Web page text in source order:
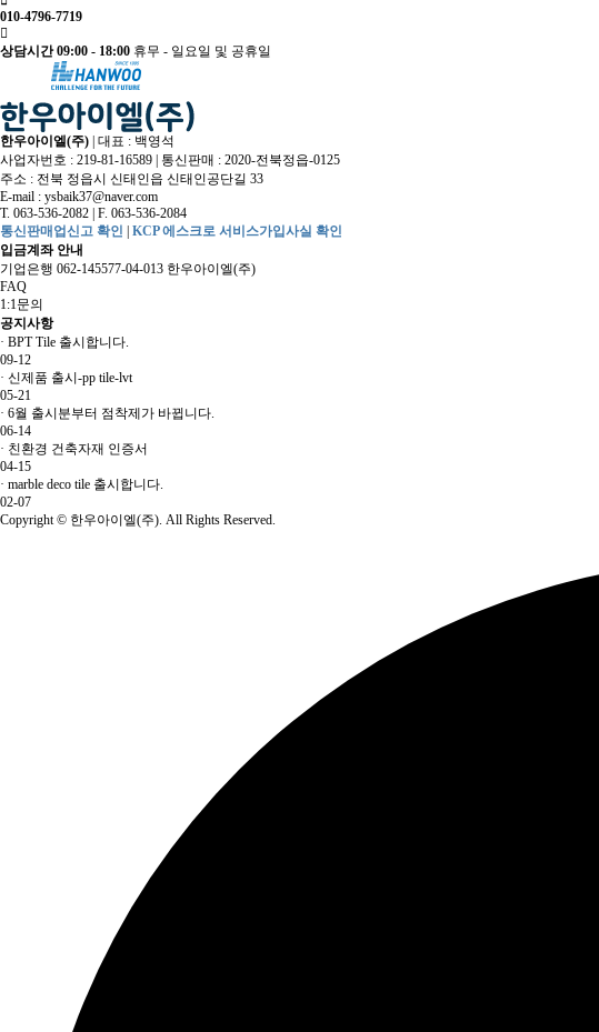
010-4796-7719
상담시간 09:00 - 18:00 휴무 - 일요일 및 공휴일
한우아이엘(주) 대표 : 백영석
사업자번호 : 219-81-16589
통신판매 : 2020-전북정읍-0125
주소 : 전북 정읍시 신태인읍 신태인공단길 33
E-mail : ysbaik37@naver.com
T. 063-536-2082 F. 063-536-2084
통신판매업신고 확인
KCP 에스크로 서비스가입사실 확인
입금계좌 안내
기업은행 062-145577-04-013 한우아이엘(주)
FAQ
1:1문의
공지사항
· BPT Tile 출시합니다.
09-12
· 신제품 출시-pp tile-lvt
05-21
· 6월 출시분부터 점착제가 바뀝니다.
06-14
· 친환경 건축자재 인증서
04-15
· marble deco tile 출시합니다.
02-07
Copyright© 한우아이엘(주). All Rights Reserved.